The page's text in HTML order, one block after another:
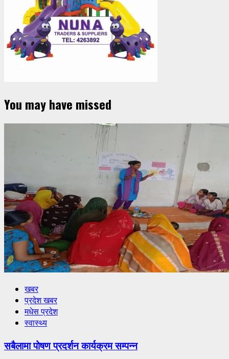
You may have missed
खबर
प्रदेश खबर
मधेस प्रदेश
स्वास्थ्य
सबैलामा पोषण प्रदर्शन कार्यक्रम सम्पन्न